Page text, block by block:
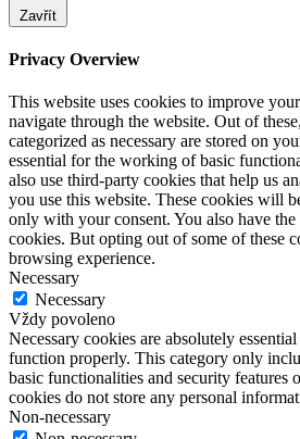
Zavřít
Privacy Overview
This website uses cookies to improve
navigate through the website. Out of
categorized as necessary are stored on
essential for the working of basic
also use third-party cookies that help us
you use this website. These cookies will
only with your consent. You also have
cookies. But opting out of some of these
browsing experience.
Necessary
Necessary
Vždy povoleno
Necessary cookies are absolutely
function properly. This category only
basic functionalities and security features
cookies do not store any personal
Non-necessary